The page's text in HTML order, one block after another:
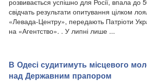
свідчать результати опитування цілком
«Левада-Центру», передають Патріоти
на «Агентство». . У липні лише ...
В Одесі судитимуть місцевого
над Державним прапором